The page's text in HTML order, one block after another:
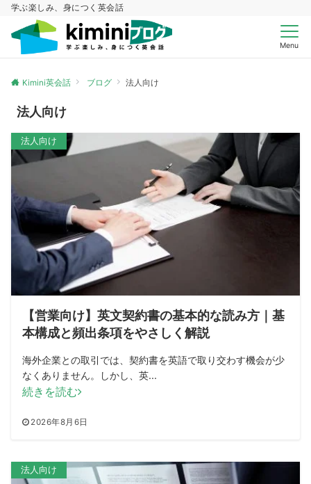
学ぶ楽しみ、身につく英会話
Menu
Kimini英会話 ブログ 法人向け
法人向け
法人向け
【営業向け】英文契約書の基本的な読み方｜基
本構成と頻出条項をやさしく解説
海外企業との取引では、契約書を英語で取り交わす機会が少
なくありません。しかし、英...
2026年8月6日
続きを読む
法人向け